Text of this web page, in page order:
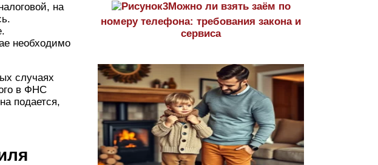
на
необходимо
случаях
в ФНС
подается,
Можно ли взять заём по
номеру телефона: требования закона и
сервиса